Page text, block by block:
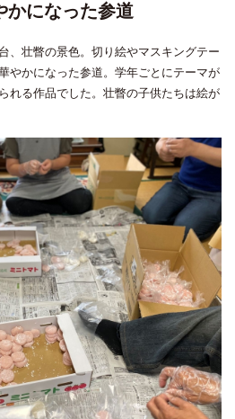
かになった参道
、壮瞥の景色。切り絵やマスキングテー
やかになった参道。学年ごとにテーマが
れる作品でした。壮瞥の子供たちは絵が